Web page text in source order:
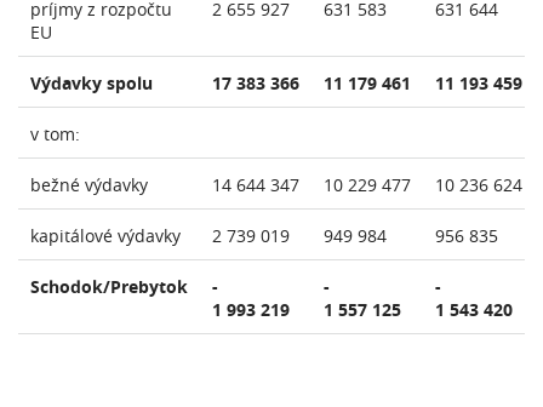
príjmy z rozpočtu
EU
2 655 927 631 583 631 644
Výdavky spolu 17 383 366 11 179 461 11 193 459
v tom:
bežné výdavky 14 644 347 10 229 477 10 236 624
kapitálové výdavky 2 739 019 949 984 956 835
Schodok/Prebytok
-
1 993 219
-
1 557 125
-
1 543 420